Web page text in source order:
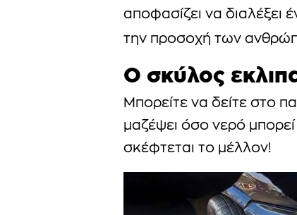
αποφασίζει να διαλέξει
την προσοχή των
Ο σκύλος
Μπορείτε να δείτε στο
μαζέψει όσο νερό
σκέφτεται το μέλλον!